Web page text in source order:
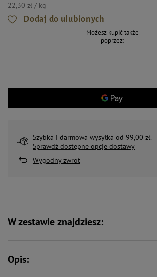
22,30 zł / kg
Dodaj do ulubionych
Możesz kupić także
poprzez:
Szybka i darmowa wysyłka od 99,00 zł.
Sprawdź dostępne opcje dostawy
Wygodny zwrot
W zestawie znajdziesz:
Opis: